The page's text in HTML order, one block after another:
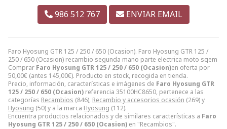
Faro Hyosung GTR 125 / 250 / 650 (Ocasion). Faro Hyosung GTR 125 /
250 / 650 (Ocasion) recambio segunda mano parte electrica moto sqem
Comprar Faro Hyosung GTR 125 / 250 / 650 (Ocasion)en oferta por
50,00€ (antes 145,00€). Producto en stock, recogida en tienda.
Precio, información, características e imágenes de Faro Hyosung GTR
125 / 250 / 650 (Ocasion) referencia 35100HC8650, pertenece a las
categorías Recambios (846), Recambio y accesorios ocasión (269) y
Hyosung (50) y a la marca Hyosung (112).
Encuentra productos relacionados y de similares características a Faro
Hyosung GTR 125 / 250 / 650 (Ocasion) en "Recambios".
986 512 767 ENVIAR EMAIL